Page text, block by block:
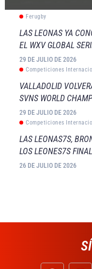
Ferugby
LAS LEONAS YA
EL WXV GLOBAL
29 DE JULIO DE 2026
Competiciones
VALLADOLID
SVNS WORLD
29 DE JULIO DE 2026
Competiciones
LAS LEONAS7S,
LOS LEONES7S
26 DE JULIO DE 2026